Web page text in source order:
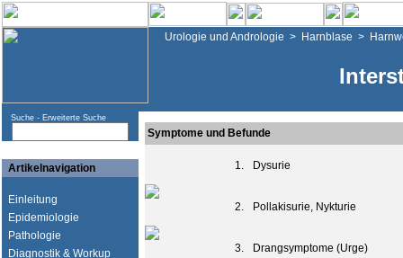
Urologie und Andrologie > Harnblase >
Suche - Erweiterte Suche
Artikelnavigation
Einleitung
Epidemiologie
Pathologie
Diagnostik & Workup
Symptome und Befunde
1. Dysurie
2. Pollakisurie, Nykturie
3. Drangsymptome (Urge)